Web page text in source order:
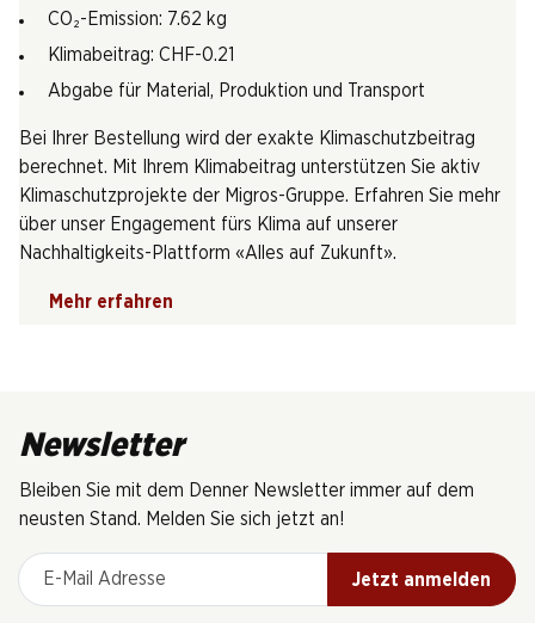
CO₂-Emission: 7.62 kg
Klimabeitrag: CHF-0.21
Abgabe für Material, Produktion und Transport
Bei Ihrer Bestellung wird der exakte Klimaschutzbeitrag
berechnet. Mit Ihrem Klimabeitrag unterstützen Sie aktiv
Klimaschutzprojekte der Migros-Gruppe. Erfahren Sie mehr
über unser Engagement fürs Klima auf unserer
Nachhaltigkeits-Plattform «Alles auf Zukunft».
Mehr erfahren
Newsletter
Bleiben Sie mit dem Denner Newsletter immer auf dem
neusten Stand. Melden Sie sich jetzt an!
E-Mail Adresse
Jetzt anmelden